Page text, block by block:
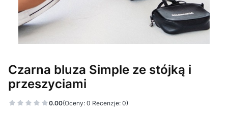
Czarna bluza Simple ze stójką i
przeszyciami
0.00(Oceny: 0 Recenzje: 0)